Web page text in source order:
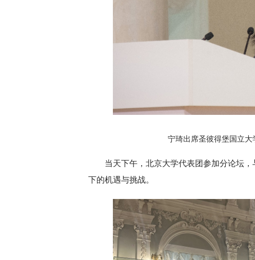
宁琦出席圣彼得堡国立
当天下午，北京大学代表团参加分论坛
下的机遇与挑战。